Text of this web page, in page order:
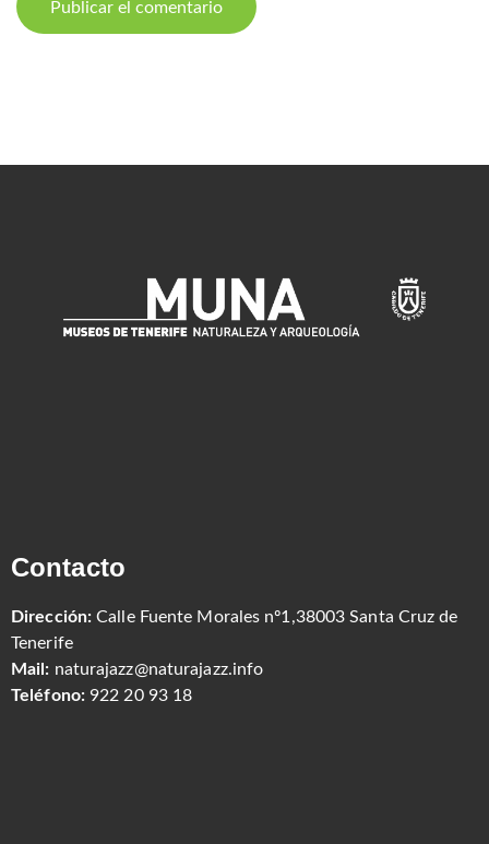
Contacto
Dirección: Calle Fuente Morales nº1,38003 Santa Cruz de
Tenerife
Mail: naturajazz@naturajazz.info
Teléfono: 922 20 93 18